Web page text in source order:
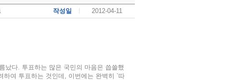
작성일 2012-04-11
났다. 투표하는 많은 국민의 마음은 씁쓸했
하여 투표하는 것인데, 이번에는 완벽히 `따